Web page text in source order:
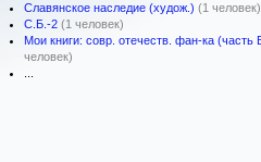
Славянское наследие (худож.) (1 человек)
С.Б.-2 (1 человек)
Мои книги: совр. отечеств. фан-ка (часть
человек)